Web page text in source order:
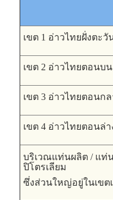
เขต 1 อ่าวไทยฝั่งตะวั
เขต 2 อ่าวไทยตอนบน
เขต 3 อ่าวไทยตอนกล
เขต 4 อ่าวไทยตอนล่า
บริเวณแท่นผลิต / แท่
ปิโตรเลียม
ซึ่งส่วนใหญ่อยู่ในเขต